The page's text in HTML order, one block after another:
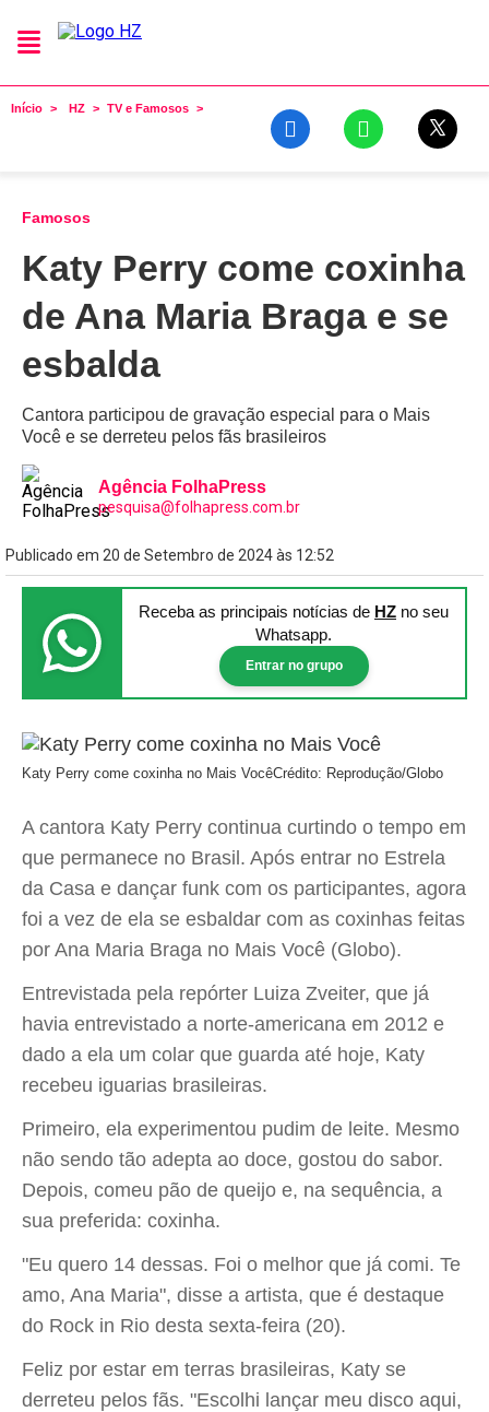
Início HZ TV e Famosos
Famosos
Katy Perry come coxinha
de Ana Maria Braga e se
esbalda
Cantora participou de gravação especial para o Mais
Você e se derreteu pelos fãs brasileiros
Agência FolhaPress
pesquisa@folhapress.com.br
Publicado em 20 de Setembro de 2024 às 12:52
Receba as principais notícias de HZ no seu
Whatsapp.
Entrar no grupo
Katy Perry come coxinha no Mais VocêCrédito: Reprodução/Globo
A cantora Katy Perry continua curtindo o tempo em
que permanece no Brasil. Após entrar no Estrela
da Casa e dançar funk com os participantes, agora
foi a vez de ela se esbaldar com as coxinhas feitas
por Ana Maria Braga no Mais Você (Globo).
Entrevistada pela repórter Luiza Zveiter, que já
havia entrevistado a norte-americana em 2012 e
dado a ela um colar que guarda até hoje, Katy
recebeu iguarias brasileiras.
Primeiro, ela experimentou pudim de leite. Mesmo
não sendo tão adepta ao doce, gostou do sabor.
Depois, comeu pão de queijo e, na sequência, a
sua preferida: coxinha.
"Eu quero 14 dessas. Foi o melhor que já comi. Te
amo, Ana Maria", disse a artista, que é destaque
do Rock in Rio desta sexta-feira (20).
Feliz por estar em terras brasileiras, Katy se
derreteu pelos fãs. "Escolhi lançar meu disco aqui,